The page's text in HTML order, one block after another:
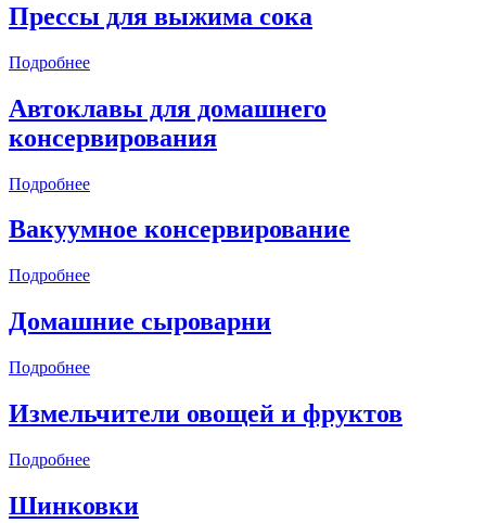
Прессы для выжима сока
Подробнее
Автоклавы для домашнего
консервирования
Подробнее
Вакуумное консервирование
Подробнее
Домашние сыроварни
Подробнее
Измельчители овощей и фруктов
Подробнее
Шинковки